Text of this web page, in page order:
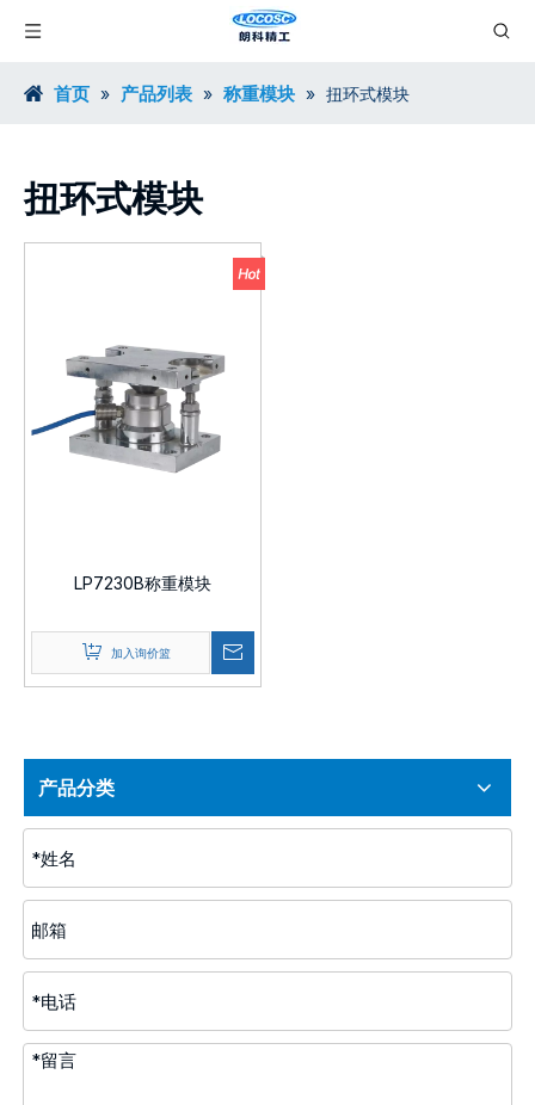
首页 » 产品列表 » 称重模块 » 扭环式模块
扭环式模块
LP7230B称重模块
加入询价篮
产品分类